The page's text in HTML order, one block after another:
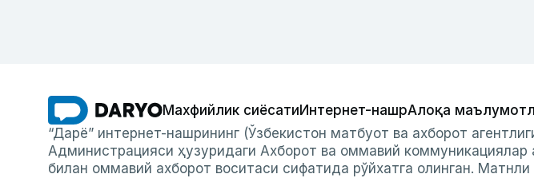
Махфийлик сиёсатиИнтернет-нашрАлоқа
“Дарё” интернет-нашрининг (Ўзбекистон матбуот ва ахборот
Администрацияси ҳузуридаги Ахборот ва оммавий
билан оммавий ахборот воситаси сифатида рўйхатга олинган.